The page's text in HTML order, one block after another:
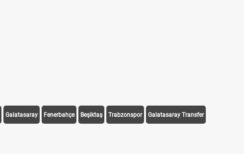
Galatasaray Fenerbahçe Beşiktaş Trabzonspor Galatasaray Transfer